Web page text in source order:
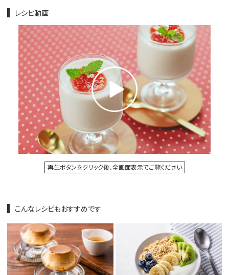
レシピ動画
再生ボタンをクリック後、全画面表示でご覧ください
こんなレシピもおすすめです